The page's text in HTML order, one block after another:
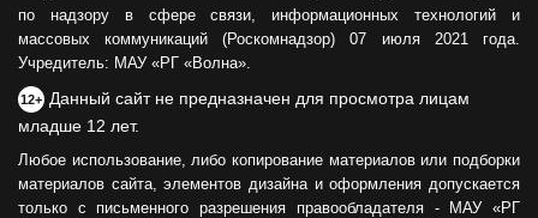
по надзору в сфере связи, информационных технологий и
массовых коммуникаций (Роскомнадзор) 07 июля 2021 года.
Учредитель: МАУ «РГ «Волна».
12+ Данный сайт не предназначен для просмотра лицам
младше 12 лет.
Любое использование, либо копирование материалов или подборки
материалов сайта, элементов дизайна и оформления допускается
только с письменного разрешения правообладателя - МАУ «РГ